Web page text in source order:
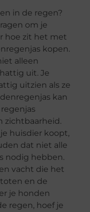
in de regen?
om je
hoe zit het met
kopen.
alleen
uit. Je
uitzien als ze
kan
zichtbaarheid.
huisdier koopt,
dat niet alle
nodig hebben.
vacht die het
en de
je honden
regen, hoef je